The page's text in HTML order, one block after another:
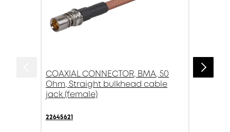
COAXIAL CONNECTOR, BMA, 50
Ohm, Straight bulkhead cable
jack (female)
22645621